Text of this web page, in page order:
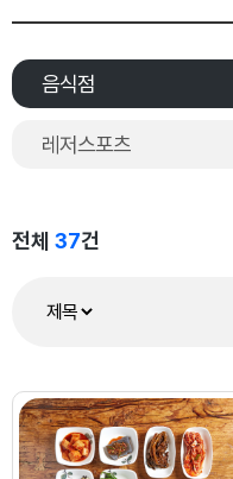
음식점
레저스포츠
전체 37건